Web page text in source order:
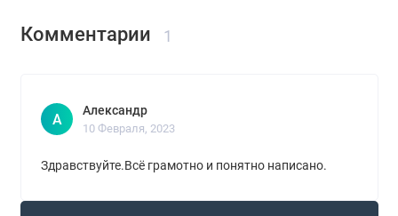
Комментарии 1
А
Александр
10 Февраля, 2023
Здравствуйте.Всё грамотно и понятно написано.